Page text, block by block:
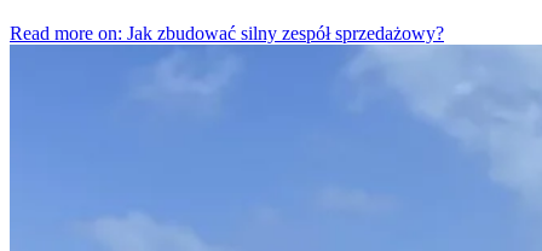
Read more on: Jak zbudować silny zespół sprzedażowy?